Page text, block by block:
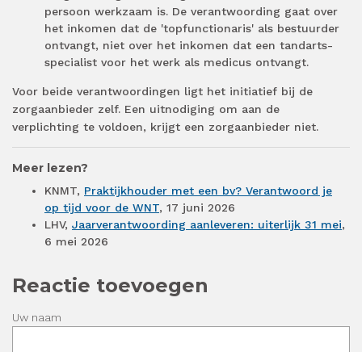
persoon werkzaam is. De verantwoording gaat over
het inkomen dat de 'topfunctionaris' als bestuurder
ontvangt, niet over het inkomen dat een tandarts-
specialist voor het werk als medicus ontvangt.
Voor beide verantwoordingen ligt het initiatief bij de
zorgaanbieder zelf. Een uitnodiging om aan de
verplichting te voldoen, krijgt een zorgaanbieder niet.
Meer lezen?
KNMT, Praktijkhouder met een bv? Verantwoord je
op tijd voor de WNT, 17 juni 2026
LHV, Jaarverantwoording aanleveren: uiterlijk 31 mei,
6 mei 2026
Reactie toevoegen
Uw naam